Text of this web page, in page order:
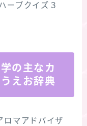
ーブクイズ３
の主なカ
えお辞典
ロマアドバイザ